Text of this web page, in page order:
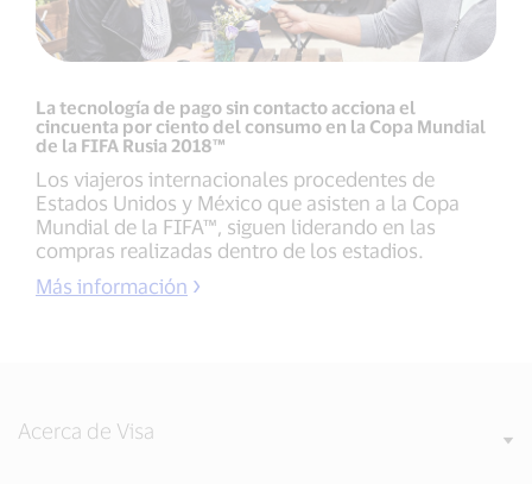
La tecnología de pago sin contacto acciona el
cincuenta por ciento del consumo en la Copa Mundial
de la FIFA Rusia 2018™
Los viajeros internacionales procedentes de
Estados Unidos y México que asisten a la Copa
Mundial de la FIFA™, siguen liderando en las
compras realizadas dentro de los estadios.
Más información
Acerca de Visa